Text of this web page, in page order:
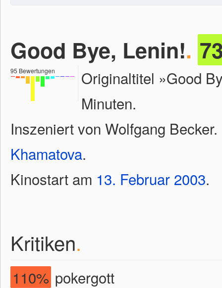
Good Bye, Lenin!.
95 Bewertungen
Originaltitel »Good
Minuten.
Inszeniert von Wolfgang
Khamatova.
Kinostart am 13. Februar 2003.
Kritiken.
110% pokergott